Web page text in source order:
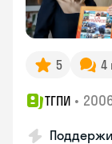
5 4
ТГПИ •